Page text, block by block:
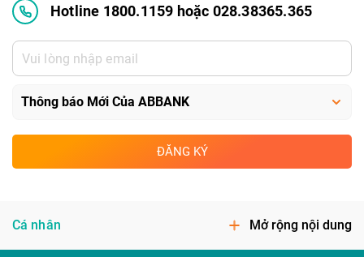
Hotline 1800.1159 hoặc 028.38365.365
ĐĂNG KÝ
Cá nhân Mở rộng nội dung